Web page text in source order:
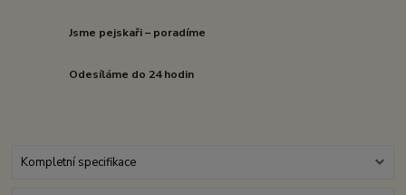
Jsme pejskaři – poradíme
Odesíláme do 24 hodin
Kompletní specifikace